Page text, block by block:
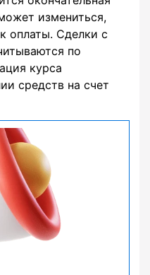
измениться,
оплаты. Сделки с
по
курса
средств на счет